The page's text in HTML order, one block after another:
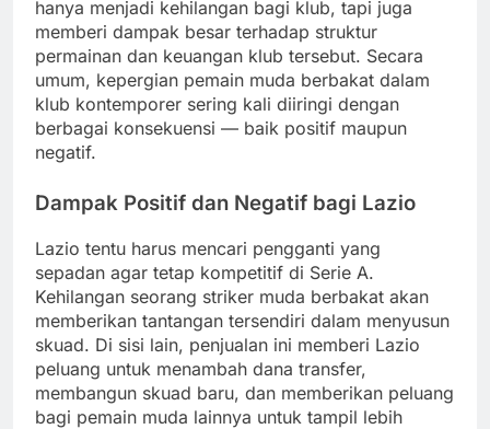
hanya menjadi kehilangan bagi klub, tapi juga
memberi dampak besar terhadap struktur
permainan dan keuangan klub tersebut. Secara
umum, kepergian pemain muda berbakat dalam
klub kontemporer sering kali diiringi dengan
berbagai konsekuensi — baik positif maupun
negatif.
Dampak Positif dan Negatif bagi Lazio
Lazio tentu harus mencari pengganti yang
sepadan agar tetap kompetitif di Serie A.
Kehilangan seorang striker muda berbakat akan
memberikan tantangan tersendiri dalam menyusun
skuad. Di sisi lain, penjualan ini memberi Lazio
peluang untuk menambah dana transfer,
membangun skuad baru, dan memberikan peluang
bagi pemain muda lainnya untuk tampil lebih